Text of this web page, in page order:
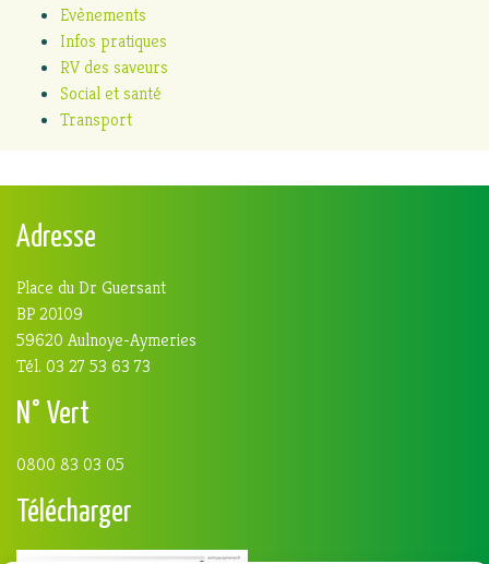
Evènements
Infos pratiques
RV des saveurs
Social et santé
Transport
Adresse
Place du Dr Guersant
BP 20109
59620 Aulnoye-Aymeries
Tél. 03 27 53 63 73
N° Vert
0800 83 03 05
Télécharger